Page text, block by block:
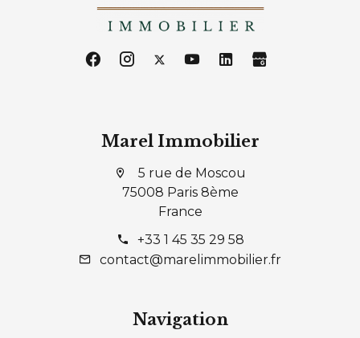
Marel Immobilier
5 rue de Moscou
75008 Paris 8ème
France
+33 1 45 35 29 58
contact@marelimmobilier.fr
Navigation